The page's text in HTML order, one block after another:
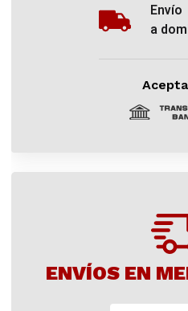
Envío
a
ENVÍOS EN